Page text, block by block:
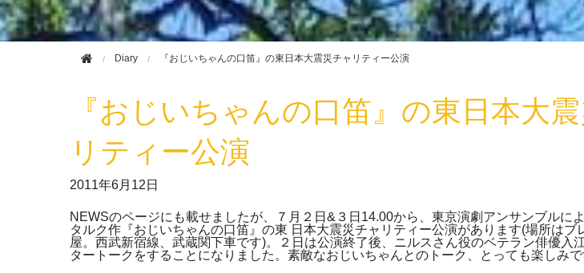
Diary 『おじいちゃんの口笛』の東日本大震災チャリティー公演
『おじいちゃんの口笛』の東日本大
リティー公演
2011年6月12日
NEWSのページにも載せましたが、７月２日&３日14.00から、東京演劇アンサンブルに
タルク作『おじいちゃんの口笛』の東 日本大震災チャリティー公演があります(場所はブ
屋。西武新宿線、武蔵関下車です)。２日は公演終了後、ニルスさん役のベテラン俳優入
タートークをすることになりました。素敵なおじいちゃんとのトーク、とっても楽しみで